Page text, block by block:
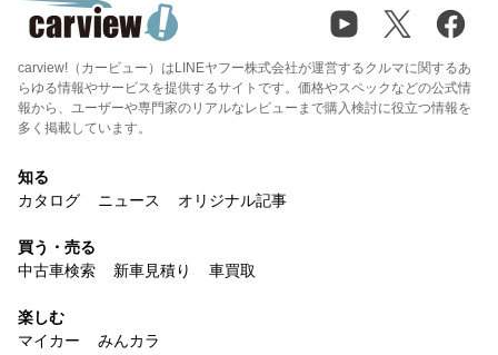
carview!（カービュー）はLINEヤフー株式会社が運営するクルマに関するあ
らゆる情報やサービスを提供するサイトです。価格やスペックなどの公式情
報から、ユーザーや専門家のリアルなレビューまで購入検討に役立つ情報を
多く掲載しています。
知る
カタログ
ニュース オリジナル記事
買う・売る
中古車検索
新車見積り 車買取
楽しむ
マイカー
みんカラ